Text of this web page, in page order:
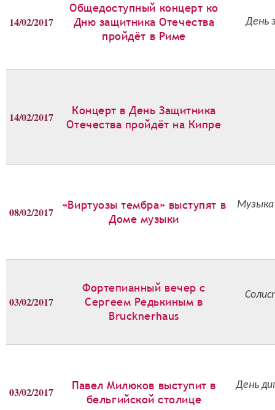
14/02/2017
Общедоступный концерт ко
Дню защитника Отечества
пройдёт в Риме
День
14/02/2017
Концерт в День Защитника
Отечества пройдёт на Кипре
08/02/2017
«Виртуозы тембра» выступят в
Доме музыки
Музыка
03/02/2017
Фортепианный вечер с
Сергеем Редькиным в
Brucknerhaus
03/02/2017
Павел Милюков выступит в
бельгийской столице
День